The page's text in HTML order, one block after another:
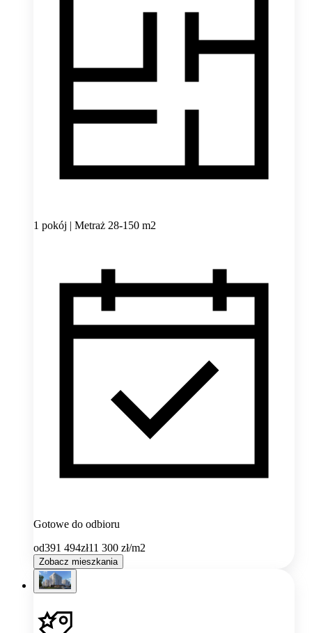
1 pokój | Metraż 28-150 m2
Gotowe do odbioru
od391 494zł11 300 zł/m2
Zobacz mieszkania